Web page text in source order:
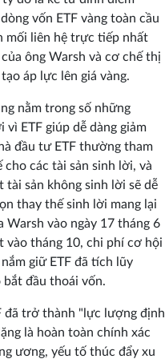
vốn ETF vàng toàn cầu
mối liên hệ trực tiếp nhất
ông Warsh và cơ chế thị
áp lực lên giá vàng.
nằm trong số những
ETF giúp dễ dàng giảm
đầu tư ETF thường tham
các tài sản sinh lời, và
sản không sinh lời sẽ dễ
thay thế sinh lời mang lại
Warsh vào ngày 17 tháng 6
vào tháng 10, chi phí cơ hội
giữ ETF đã tích lũy
đầu thoái vốn.
đã trở thành "lực lượng định
là hoàn toàn chính xác
ương, yếu tố thúc đẩy xu